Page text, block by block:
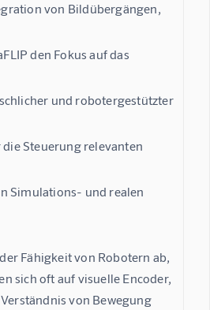
von Bildübergängen,
den Fokus auf das
und robotergestützter
Steuerung relevanten
Simulations- und realen
Fähigkeit von Robotern ab,
sich oft auf visuelle Encoder,
von Bewegung